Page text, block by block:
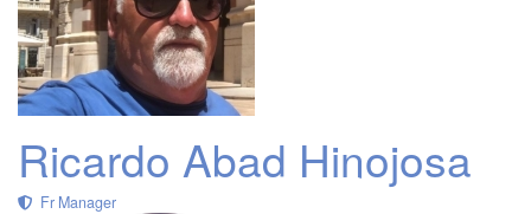
Ricardo Abad Hinojosa
Fr Manager